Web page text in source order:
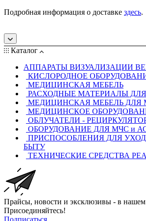
Подробная информация о доставке здесь.
Каталог
АППАРАТЫ ВИЗУАЛИЗАЦИИ
КИСЛОРОДНОЕ
МЕДИЦИНСКАЯ МЕБЕЛЬ
РАСХОДНЫЕ МАТЕРИАЛЫ
МЕДИЦИНСКАЯ МЕБЕЛЬ ДЛЯ
МЕДИЦИНСКОЕ
ОБЛУЧАТЕЛИ -
ОБОРУДОВАНИЕ ДЛЯ МЧС и
ПРИСПОСОБЛЕНИЯ ДЛЯ
БЫТУ
ТЕХНИЧЕСКИЕ СРЕДСТВА
Прайсы, новости и эксклюзивы - в нашем
Присоединяйтесь!
Подписаться